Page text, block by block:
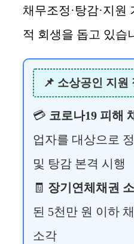
채무조정·탕감·지원
적 회생을 돕고 있습
📌 소상공인 지원
💳 코로나19 피해
업자를 대상으로
및 탕감 본격 시행
🧾 장기연체채권
된 5천만 원 이하
소각